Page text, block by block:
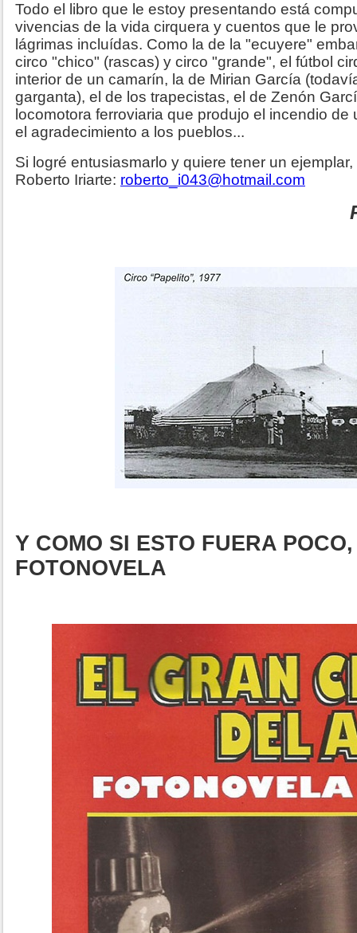
Todo el libro que le estoy presentando está
vivencias de la vida cirquera y cuentos que le
lágrimas incluídas. Como la de la "ecuyere"
circo "chico" (rascas) y circo "grande", el fútbol
interior de un camarín, la de Mirian García
garganta), el de los trapecistas, el de Zenón
locomotora ferroviaria que produjo el incendio
el agradecimiento a los pueblos...
Si logré entusiasmarlo y quiere tener un
Roberto Iriarte: roberto_i043@hotmail.com
Y COMO SI ESTO FUERA
FOTONOVELA